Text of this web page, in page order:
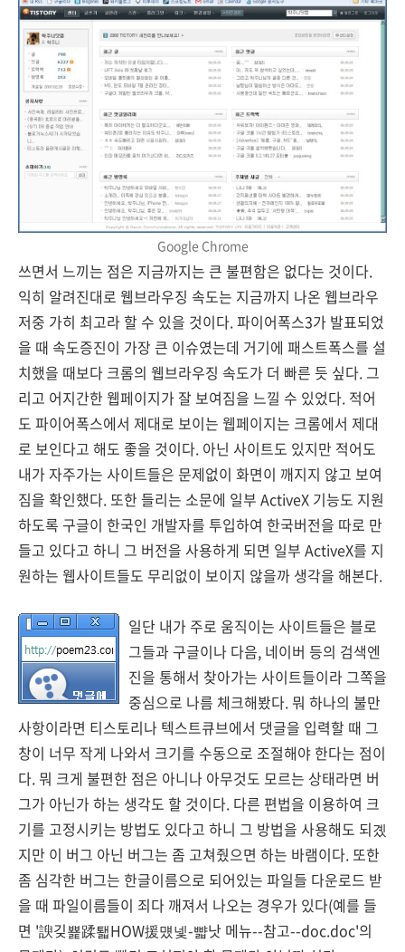
Google Chrome
쓰면서 느끼는 점은 지금까지는 큰 불편함은 없다는 것이다.
익히 알려진대로 웹브라우징 속도는 지금까지 나온 웹브라우
저중 가히 최고라 할 수 있을 것이다. 파이어폭스3가 발표되었
을 때 속도증진이 가장 큰 이슈였는데 거기에 패스트폭스를 설
치했을 때보다 크롬의 웹브라우징 속도가 더 빠른 듯 싶다. 그
리고 어지간한 웹페이지가 잘 보여짐을 느낄 수 있었다. 적어
도 파이어폭스에서 제대로 보이는 웹페이지는 크롬에서 제대
로 보인다고 해도 좋을 것이다. 아닌 사이트도 있지만 적어도
내가 자주가는 사이트들은 문제없이 화면이 깨지지 않고 보여
짐을 확인했다. 또한 들리는 소문에 일부 ActiveX 기능도 지원
하도록 구글이 한국인 개발자를 투입하여 한국버전을 따로 만
들고 있다고 하니 그 버전을 사용하게 되면 일부 ActiveX를 지
원하는 웹사이트들도 무리없이 보이지 않을까 생각을 해본다.
일단 내가 주로 움직이는 사이트들은 블로
그들과 구글이나 다음, 네이버 등의 검색엔
진을 통해서 찾아가는 사이트들이라 그쪽을
중심으로 나름 체크해봤다. 뭐 하나의 불만
사항이라면 티스토리나 텍스트큐브에서 댓글을 입력할 때 그
창이 너무 작게 나와서 크기를 수동으로 조절해야 한다는 점이
다. 뭐 크게 불편한 점은 아니나 아무것도 모르는 상태라면 버
그가 아닌가 하는 생각도 할 것이다. 다른 편법을 이용하여 크
기를 고정시키는 방법도 있다고 하니 그 방법을 사용해도 되곘
지만 이 버그 아닌 버그는 좀 고쳐줬으면 하는 바램이다. 또한
좀 심각한 버그는 한글이름으로 되어있는 파일들 다운로드 받
을 때 파일이름들이 죄다 깨져서 나오는 경우가 있다(예를 들
면 '諛깆뾽蹂퇣HOW援먰넻-뺣낫 메뉴--참고--doc.doc'의